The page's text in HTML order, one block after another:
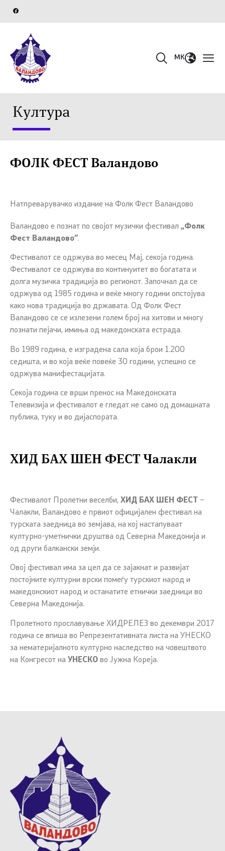
MK
Култура
ФОЛК ФЕСТ Валандово
Натпреварувачко издание на Фолк Фест Валандово
Валандово е познат по својот музички фестивал „Фолк
Фест Валандово“.
Фестивалот се одржува во месец Мај, секоја година.
Фестивалот се одржува во континуитет во богатата и
долга музичка традиција во регионот. Започнал да се
одржува од 1985 година и веќе многу години опстојува
како нова традиција во државата. Од Фолк Фест
Валандово се се излезени голем број на хитови и многу
познати пејачи, имиња од македонската естрада.
Во 1989 година, е изградена сала која брои 1.200
седишта, и во која веќе повеќе 30 години, успешно се
одржува манифестацијата.
Секоја година се врши пренос на Македонската
Телевизија и фестивалот е гледат не само од домашната
публика, туку и во дијаспората.
ХИД БАХ ШЕН ФЕСТ Чалакли
Фестивалот Пролетни веселби, ХИД БАХ ШЕН ФЕСТ
–
Чалакли, Валандово е првиот официјален фестивал на
турската заедница во земјава, на кој настапуваат
културно-уметнички друштва од Северна Македонија и
од други балкански земји.
Овој фестивал има за цел да се зајакнат и развијат
постојните културни врски помеѓу турскиот народ и
македонскиот народ и останатите етнички заедници во
Северна Македонија.
Пролетното прославување ХИДРЕЛЕЗ во декември 2017
година се впиша во Репрезентативната листа на УНЕСКО
за нематеријалното културно наследство на човештвото
на Конгресот на УНЕСКО во Јужна Кореја.